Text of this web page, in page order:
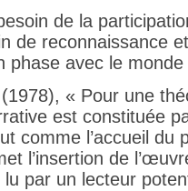
de la
de reconnaissance
phase avec le
« Pour une
est constituée
comme l’accueil du
l’insertion de
par un lecteur